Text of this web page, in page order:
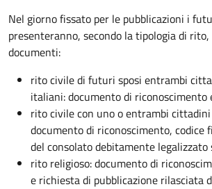
Nel giorno fissato per le pubblicazioni i
presenteranno, secondo la tipologia di
documenti:
rito civile di futuri sposi entrambi
italiani: documento di riconoscimento
rito civile con uno o entrambi
documento di riconoscimento, codice
del consolato debitamente legalizzato
rito religioso: documento di
e richiesta di pubblicazione rilasciata